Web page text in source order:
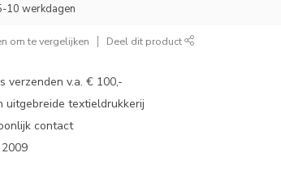
10 werkdagen
om te vergelijken Deel dit product
verzenden v.a. € 100,-
uitgebreide textieldrukkerij
contact